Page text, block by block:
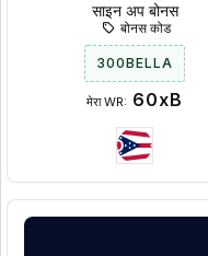
साइन अप बोनस
बोनस कोड
300BELLA
मेरा WR: 60xB